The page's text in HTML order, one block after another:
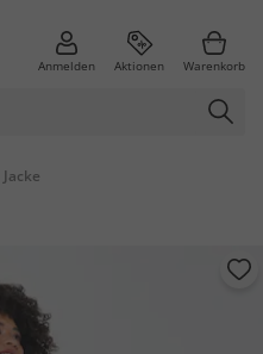
Anmelden Aktionen Warenkorb
Jacke